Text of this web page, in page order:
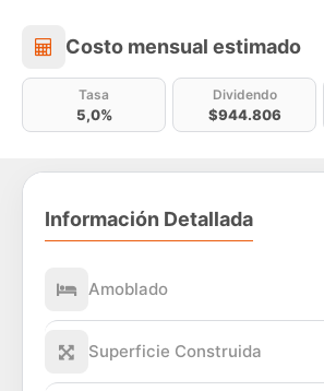
Costo mensual
Costo mensual estimado
Tasa
5,0%
Dividendo
$944.806
Información Detallada
Amoblado
Superficie Construida